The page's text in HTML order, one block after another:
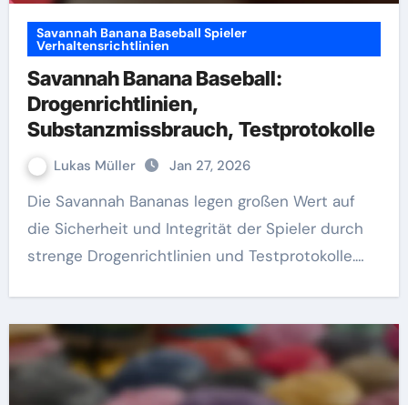
Savannah Banana Baseball Spieler
Verhaltensrichtlinien
Savannah Banana Baseball:
Drogenrichtlinien,
Substanzmissbrauch, Testprotokolle
Lukas Müller Jan 27, 2026
Die Savannah Bananas legen großen Wert auf
die Sicherheit und Integrität der Spieler durch
strenge Drogenrichtlinien und Testprotokolle.…